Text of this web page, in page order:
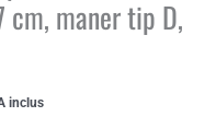
maner tip D,
inclus